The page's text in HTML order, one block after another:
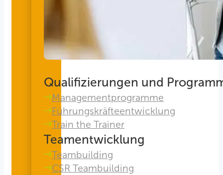
Qualifizierungen und
Managementprogramme
Führungskräfteentwicklung
Train the Trainer
Teamentwicklung
Teambuilding
CSR Teambuilding